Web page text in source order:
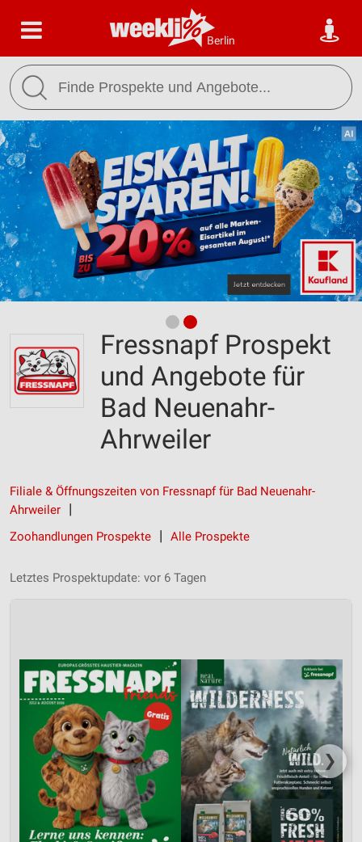
Berlin
Fressnapf Prospekt
und Angebote für
Bad Neuenahr-
Ahrweiler
Filiale & Öffnungszeiten von Fressnapf für Bad Neuenahr-
Ahrweiler
Zoohandlungen Prospekte
Alle Prospekte
Letztes Prospektupdate: vor 6 Tagen
❯